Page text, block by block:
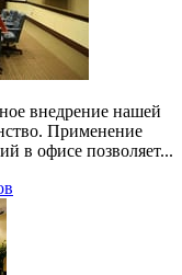
внедрение нашей
Применение
в офисе позволяет...